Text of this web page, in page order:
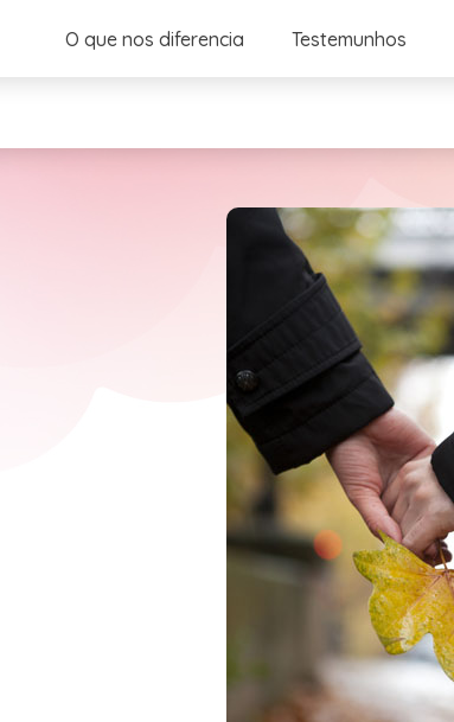
O que nos diferencia Testemunhos